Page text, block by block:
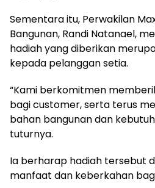
Sementara itu, Perwakilan
Bangunan, Randi Natanael,
hadiah yang diberikan
kepada pelanggan setia.
“Kami berkomitmen
bagi customer, serta terus
bahan bangunan dan
tuturnya.
Ia berharap hadiah tersebut
manfaat dan keberkahan